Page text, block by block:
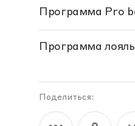
Программа Pro
Программа
Поделиться: